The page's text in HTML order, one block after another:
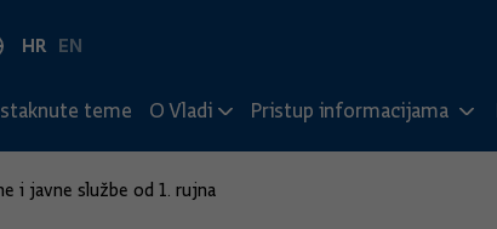
HR EN
teme O Vladi Pristup informacijama
i javne službe od 1. rujna